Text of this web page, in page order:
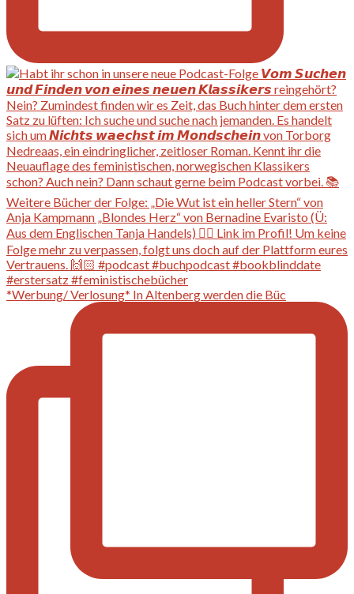
*Werbung/ Verlosung* In Altenberg werden die Büc